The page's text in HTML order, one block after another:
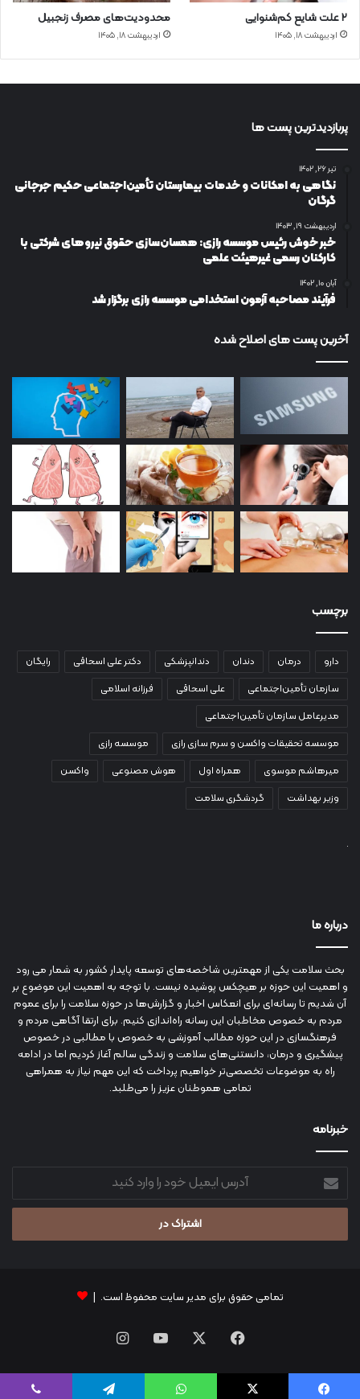
۲ علت شایع‌ کم‌شنوایی
اردیبهشت ۱۸, ۱۴۰۵
محدودیت‌های مصرف زنجبیل
اردیبهشت ۱۸, ۱۴۰۵
پربازدیدترین پست ها
تیر ۲۶, ۱۴۰۲
نگاهی به امکانات و خدمات بیمارستان تأمین‌اجتماعی حکیم جرجانی
گرگان
اردیبهشت ۱۹, ۱۴۰۳
خبر خوش رئیس موسسه رازی: همسان‌سازی حقوق نیروهای شرکتی با
کارکنان رسمی غیرهیئت علمی
آبان ۱۰, ۱۴۰۲
فرآیند مصاحبه آزمون استخدامی موسسه رازی برگزار شد
آخرین پست های اصلاح شده
برچسب
دارو درمان دندان دندانپزشکی دکتر علی اسحاقی
رایگان
سازمان تأمین‌اجتماعی
علی اسحاقی
فرزانه اسلامی
مدیرعامل سازمان تأمین‌اجتماعی
موسسه تحقیقات واکسن و سرم سازی رازی
موسسه رازی
میرهاشم موسوی
همراه اول هوش مصنوعی
واکسن
وزیر بهداشت
گردشگری سلامت
درباره ما
بحث سلامت یکی از مهمترین شاخصه‌های توسعه پایدار کشور به شمار می رود
و اهمیت این حوزه بر هیچکس پوشیده نیست. با توجه به اهمیت این موضوع بر
آن شدیم تا رسانه‌ای برای انعکاس اخبار و گزارش‌ها در حوزه سلامت را برای عموم
مردم به خصوص مخاطبان این رسانه راه‌اندازی کنیم. برای ارتقا آگاهی مردم و
فرهنگسازی در این حوزه مطالب آموزشی به خصوص با مطالبی در خصوص
پیشگیری و درمان، دانستنی‌های سلامت و زندگی سالم آغاز کردیم اما در ادامه
راه به موضوعات تخصصی‌تر خواهیم پرداخت که این مهم نیاز به همراهی
تمامی هموطنان عزیز را می‌طلبد.
خبرنامه
آدرس
ایمیل
خود
وارد
تمامی حقوق برای مدیر سایت محفوظ است. |
فیس
بوک
یوتیوب